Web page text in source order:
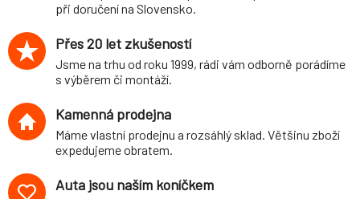
při doručení na Slovensko.
Přes 20 let zkušeností
Jsme na trhu od roku 1999, rádi vám odborně porádíme
s výběrem či montáží.
Kamenná prodejna
Máme vlastní prodejnu a rozsáhlý sklad. Většinu zboží
expedujeme obratem.
Auta jsou naším koníčkem